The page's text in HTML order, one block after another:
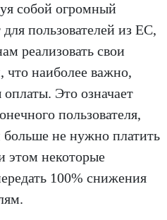
собой огромный
пользователей из ЕС,
реализовать свои
что наиболее важно,
Это означает
пользователя,
не нужно платить
этом некоторые
100% снижения